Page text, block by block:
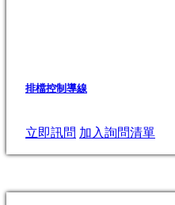
排檔控制導線
立即訊問 加入詢問清單